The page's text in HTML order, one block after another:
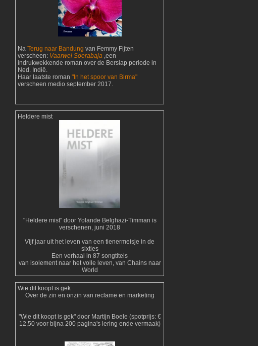
NaTerug naar Bandungvan Femmy Fijten
verscheen: Vaarwel Soerabaja ,een
indrukwekkende roman over de Bersiap periode in
Ned. Indië.
Haar laatste roman"In het spoor van Birma"
verscheen medio september 2017.
Heldere mist
"Heldere mist" door Yolande Belghazi-Timman is
verschenen, juni 2018
Vijf jaar uit het leven van een tienermeisje in de
sixties
Een verhaal in 87 songtitels
van isolement naar het volle leven, van Chains naar
World
Wie dit koopt is gek
Over de zin en onzin van reclame en marketing
"Wie dit koopt is gek" door Martijn Boele (spotprijs: €
12,50 voor bijna 200 pagina's lering ende vermaak)